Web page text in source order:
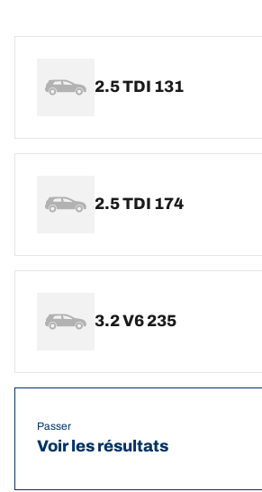
2.5 TDI 131
2.5 TDI 174
3.2 V6 235
Passer
Voir les résultats